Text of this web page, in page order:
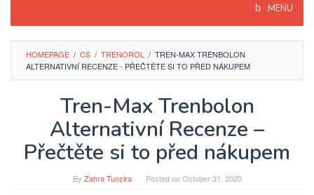
MENU
HOMEPAGE / CS / TRENOROL / TREN-MAX TRENBOLON
ALTERNATIVNÍ RECENZE - PŘEČTĚTE SI TO PŘED NÁKUPEM
Tren-Max Trenbolon
Alternativní Recenze –
Přečtěte si to před nákupem
By Zahra Tunzira Posted onOctober 31, 2020